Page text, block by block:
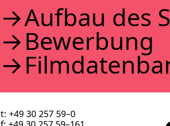
2007
2006
2005
2004
2003
2002
Auf­bau des
Bewer­bung
t: +49 30 257 59–0